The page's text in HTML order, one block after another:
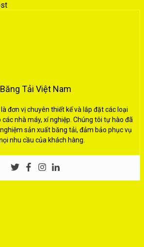
Băng Tải Việt Nam
đơn vị chuyên thiết kế và lắp đặt các loại
các nhà máy, xí nghiệp. Chúng tôi tự hào đã
sản xuất băng tải, đảm bảo phục vụ
nhu cầu của khách hàng.